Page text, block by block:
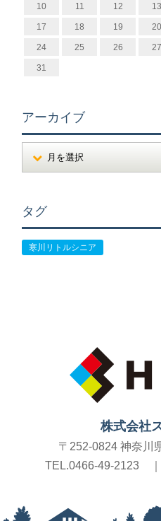
10 11 12 13
17 18 19 20
24 25 26 27
31
アーカイブ
タグ
寒川リトルシニア
株式会社
〒252-0824 神奈川
TEL.0466-49-2123